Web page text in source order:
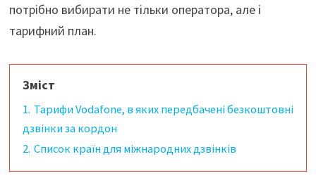
потрібно вибирати не тільки оператора, але і
тарифний план.
Зміст
1. Тарифи Vodafone, в яких передбачені безкоштовні
дзвінки за кордон
2. Список країн для міжнародних дзвінків